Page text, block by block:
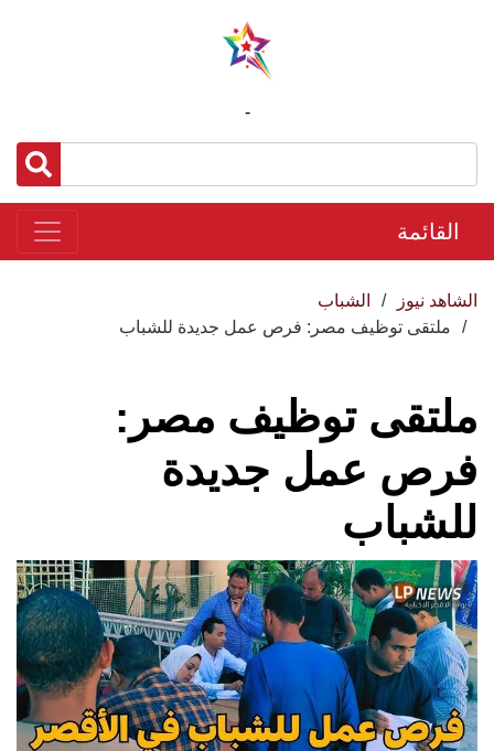
-
القائمة
الشاهد نيوز
الشباب
ملتقى توظيف مصر: فرص عمل جديدة للشباب
ملتقى توظيف مصر:
فرص عمل جديدة
للشباب